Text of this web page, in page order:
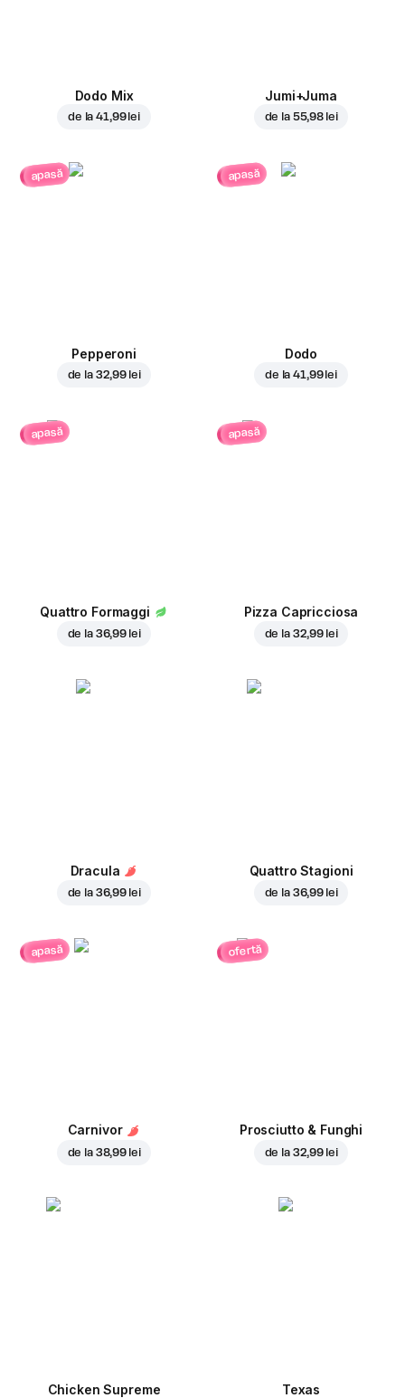
Dodo Mix
de la41,99 lei
Jumi+Juma
de la 55,98 lei
apasă
Pepperoni
de la 32,99 lei
apasă
Dodo
de la41,99 lei
apasă
Quattro Formaggi
de la 36,99 lei
apasă
Pizza Capricciosa
de la 32,99 lei
Dracula
de la 36,99 lei
Quattro Stagioni
de la 36,99 lei
apasă
Carnivor
de la 38,99 lei
ofertă
Prosciutto & Funghi
de la 32,99 lei
Chicken Supreme Texas